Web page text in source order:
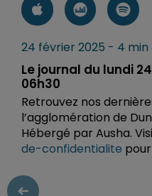
24 février 2025 - 4 min
Le journal du lundi
06h30
Retrouvez nos
l’agglomération de
Hébergé par Ausha.
de-confidentialite